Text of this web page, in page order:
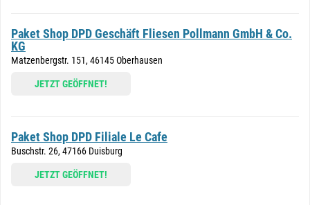
Paket Shop DPD Geschäft Fliesen Pollmann GmbH & Co.
KG
Matzenbergstr. 151, 46145 Oberhausen
JETZT GEÖFFNET!
Paket Shop DPD Filiale Le Cafe
Buschstr. 26, 47166 Duisburg
JETZT GEÖFFNET!